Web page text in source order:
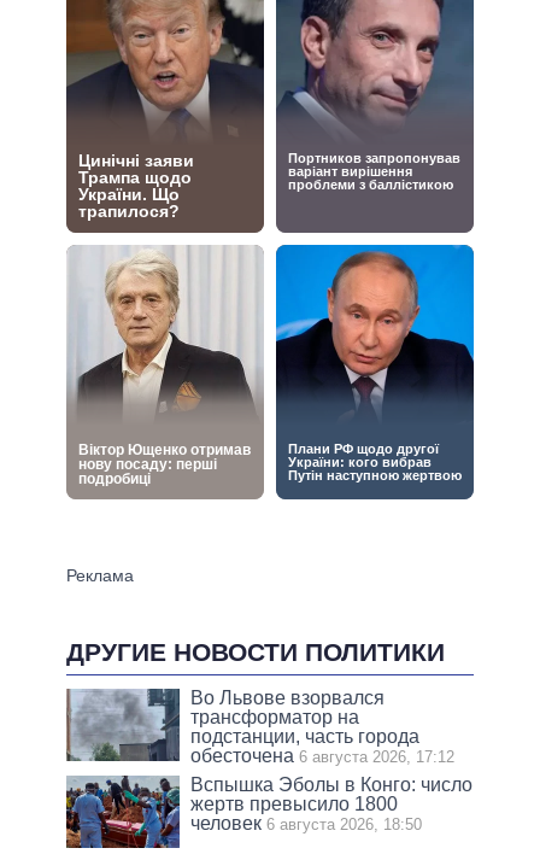
ДРУГИЕ НОВОСТИ ПОЛИТИКИ
Во Львове взорвался
трансформатор на
подстанции, часть города
обесточена 6 августа 2026, 17:12
Вспышка Эболы в Конго: число
жертв превысило 1800
человек 6 августа 2026, 18:50